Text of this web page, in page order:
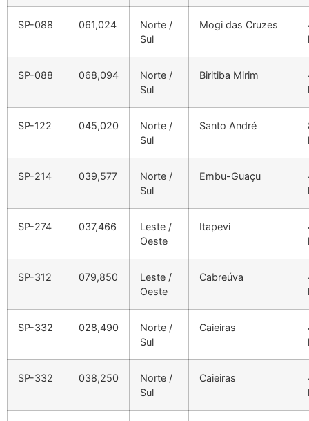
SP-088 061,024
Norte /
Sul
Mogi das Cruzes
SP-088 068,094
Norte /
Sul
Biritiba Mirim
SP-122 045,020
Norte /
Sul
Santo André
SP-214 039,577
Norte /
Sul
Embu-Guaçu
SP-274 037,466
Leste /
Oeste
Itapevi
SP-312 079,850
Leste /
Oeste
Cabreúva
SP-332 028,490
Norte /
Sul
Caieiras
SP-332 038,250
Norte /
Sul
Caieiras